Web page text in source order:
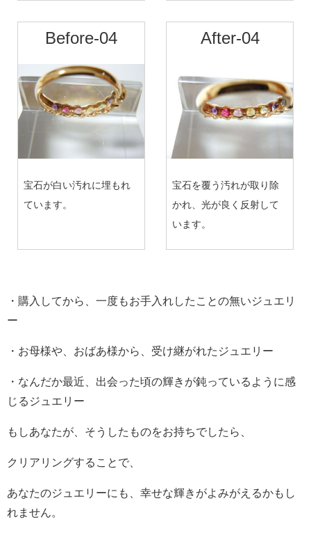
Before-04
宝石が白い汚れに埋もれ
ています。
After-04
宝石を覆う汚れが取り除
かれ、光が良く反射して
います。
・購入してから、一度もお手入れしたことの無いジュエリ
ー
・お母様や、おばあ様から、受け継がれたジュエリー
・なんだか最近、出会った頃の輝きが鈍っているように感
じるジュエリー
もしあなたが、そうしたものをお持ちでしたら、
クリアリングすることで、
あなたのジュエリーにも、幸せな輝きがよみがえるかもし
れません。